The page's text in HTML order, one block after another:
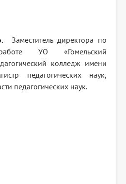
Заместитель директора по
УО «Гомельский
колледж имени
педагогических наук,
педагогических наук.